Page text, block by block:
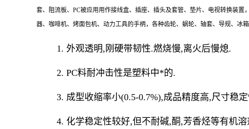
套、阻流板、PC被应用用作接线盒、插座、插头及套管、垫片、电视转换装
器、咖啡机、烤面包机、动力工具的手柄，各种齿轮、蜗轮、轴套、导规、冰
1. 外观透明,刚硬带韧性.燃烧慢,离火后慢熄.
2. PC料耐冲击性是塑料中*的.
3. 成型收缩率小(0.5-0.7%),成品精度高,尺寸稳
4. 化学稳定性较好,但不耐碱,酮,芳香烃等有机溶